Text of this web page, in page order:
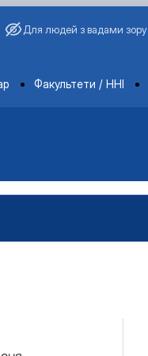
Для людей з вадами зору
Факультети / ННІ